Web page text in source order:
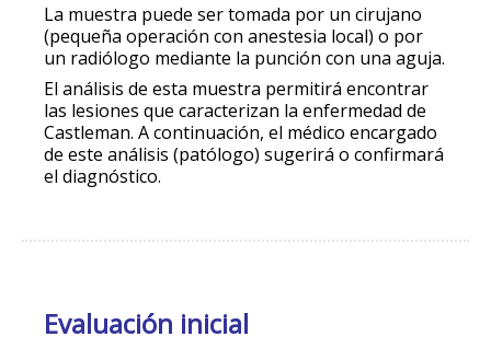
La muestra puede ser tomada por un cirujano
(pequeña operación con anestesia local) o por
un radiólogo mediante la punción con una aguja.
El análisis de esta muestra permitirá encontrar
las lesiones que caracterizan la enfermedad de
Castleman. A continuación, el médico encargado
de este análisis (patólogo) sugerirá o confirmará
el diagnóstico.
Evaluación inicial